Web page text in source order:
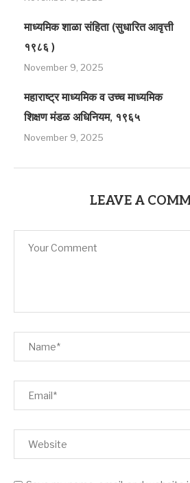
माध्यमिक शाळा संहिता (सुधारित आवृत्ती
१९८६ )
November 9, 2025
महाराष्ट्र माध्यमिक व उच्च माध्यमिक
शिक्षण मंडळ अधिनियम, १९६५
November 9, 2025
LEAVE A